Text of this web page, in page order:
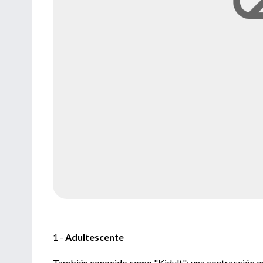
1 - Adultescente